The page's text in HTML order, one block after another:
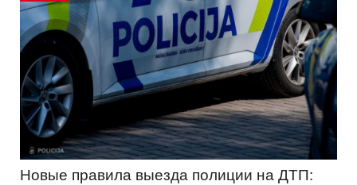
Новые правила выезда полиции на ДТП: